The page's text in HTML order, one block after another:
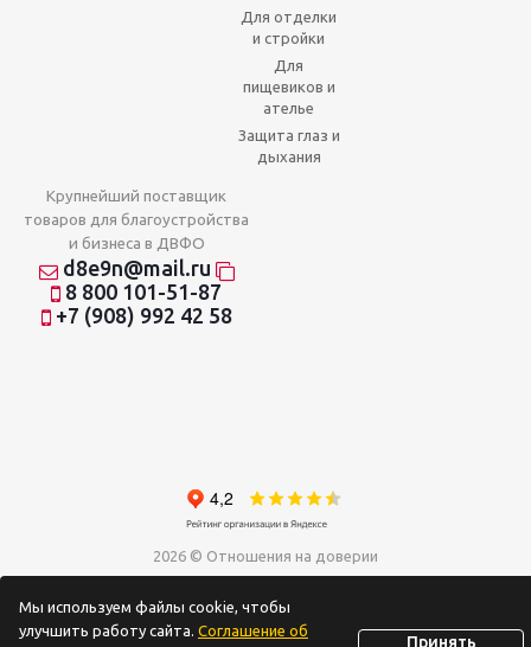
Для отделки
и стройки
Для
пищевиков и
ателье
Защита глаз и
дыхания
Крупнейший поставщик
товаров для благоустройства
и бизнеса в ДВФО
d8e9n@mail.ru
8 800 101-51-87
+7 (908) 992 42 58
2026 © Отношения на доверии
Мы используем файлы cookie, чтобы
улучшить работу сайта. Соглашение об
Принять